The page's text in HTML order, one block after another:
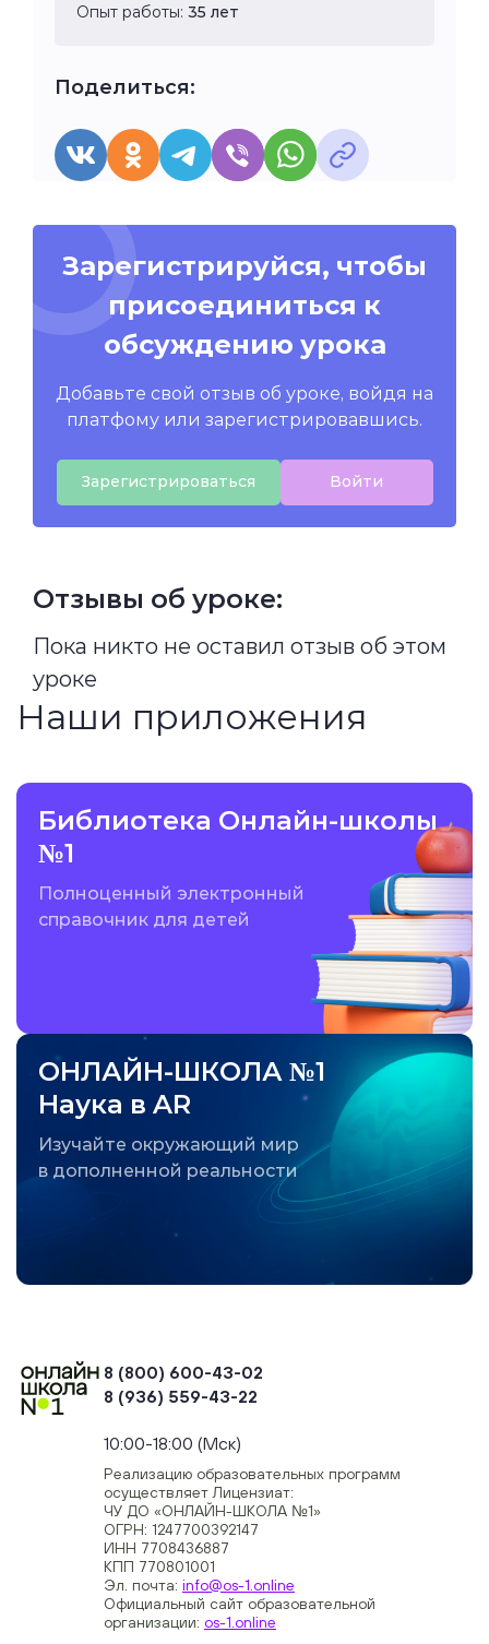
Опыт работы: 35 лет
Поделиться:
Зарегистрируйся, чтобы
присоединиться к
обсуждению урока
Добавьте свой отзыв об уроке, войдя на
платфому или зарегистрировавшись.
Зарегистрироваться Войти
Отзывы об уроке:
Пока никто не оставил отзыв об этом
уроке
Наши приложения
Библиотека Онлайн-школы
№1
Полноценный электронный
справочник для детей
ОНЛАЙН-ШКОЛА №1
Наука в AR
Изучайте окружающий мир
в дополненной реальности
8 (800) 600-43-02
8 (936) 559-43-22
10:00-18:00 (Мск)
Реализацию образовательных программ
осуществляет Лицензиат:
ЧУ ДО «ОНЛАЙН-ШКОЛА №1»
ОГРН: 1247700392147
ИНН 7708436887
КПП 770801001
Эл. почта: info@os-1.online
Официальный сайт образовательной
организации: os-1.online